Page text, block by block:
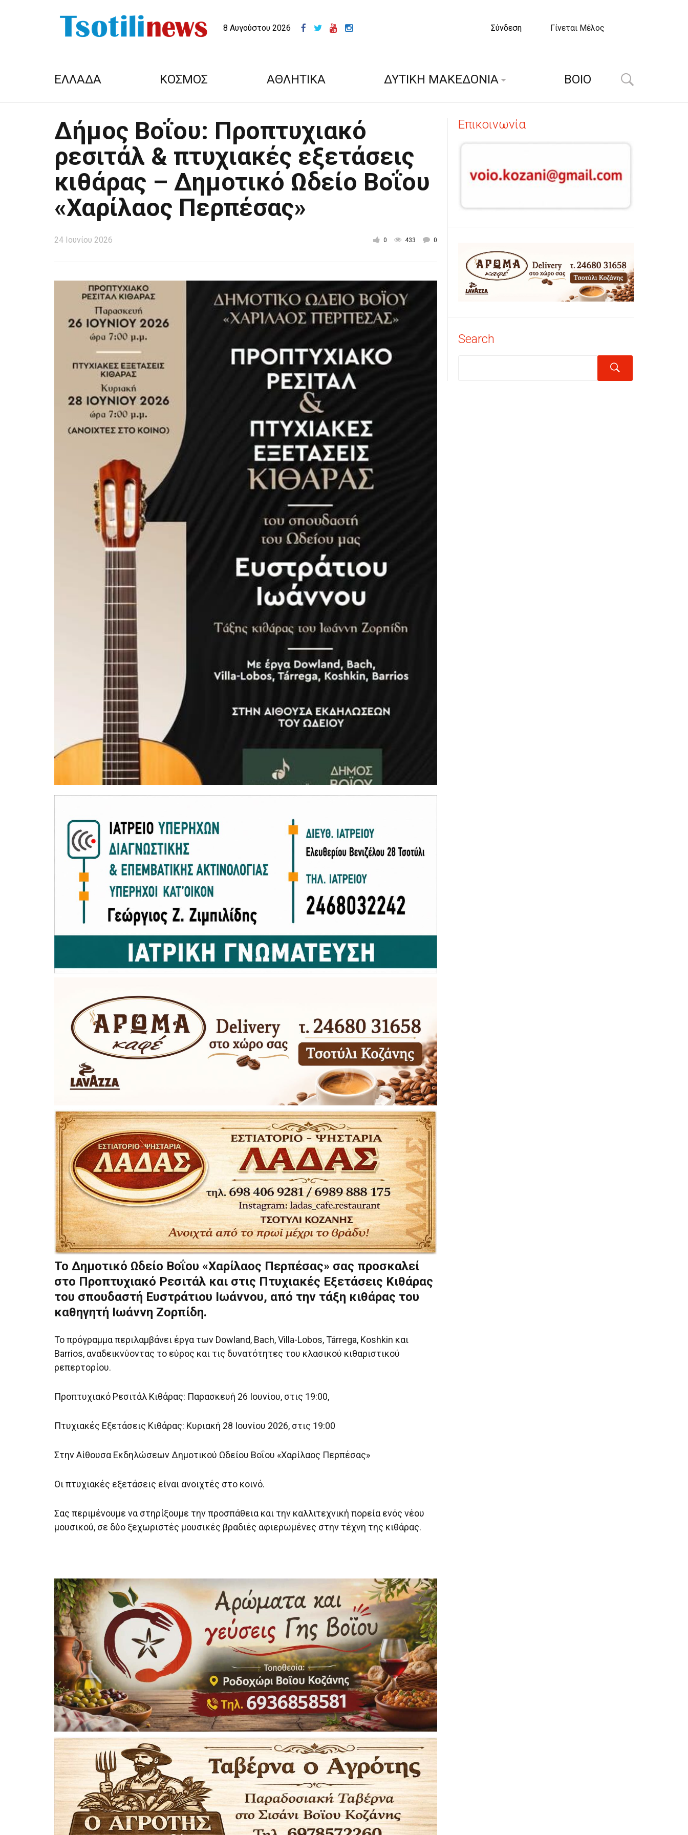
8 Αυγούστου 2026 Σύνδεση Γίνεται Μέλος
ΕΛΛΑΔΑ ΚΟΣΜΟΣ ΑΘΛΗΤΙΚΑ ΔΥΤΙΚΗ ΜΑΚΕΔΟΝΙΑ ΒΟΙΟ
Δήμος Βοΐου: Προπτυχιακό
ρεσιτάλ & πτυχιακές εξετάσεις
κιθάρας – Δημοτικό Ωδείο Βοΐου
«Χαρίλαος Περπέσας»
24 Ιουνίου 2026 0 433 0
Το Δημοτικό Ωδείο Βοΐου «Χαρίλαος Περπέσας» σας προσκαλεί
στο Προπτυχιακό Ρεσιτάλ και στις Πτυχιακές Εξετάσεις Κιθάρας
του σπουδαστή Ευστράτιου Ιωάννου, από την τάξη κιθάρας του
καθηγητή Ιωάννη Ζορπίδη.
Το πρόγραμμα περιλαμβάνει έργα των Dowland, Bach, Villa-Lobos, Tárrega, Koshkin και
Barrios, αναδεικνύοντας το εύρος και τις δυνατότητες του κλασικού κιθαριστικού
ρεπερτορίου.
Προπτυχιακό Ρεσιτάλ Κιθάρας: Παρασκευή 26 Ιουνίου, στις 19:00,
Πτυχιακές Εξετάσεις Κιθάρας: Κυριακή 28 Ιουνίου 2026, στις 19:00
Στην Αίθουσα Εκδηλώσεων Δημοτικού Ωδείου Βοΐου «Χαρίλαος Περπέσας»
Οι πτυχιακές εξετάσεις είναι ανοιχτές στο κοινό.
Σας περιμένουμε να στηρίξουμε την προσπάθεια και την καλλιτεχνική πορεία ενός νέου
μουσικού, σε δύο ξεχωριστές μουσικές βραδιές αφιερωμένες στην τέχνη της κιθάρας.
Επικοινωνία
Search